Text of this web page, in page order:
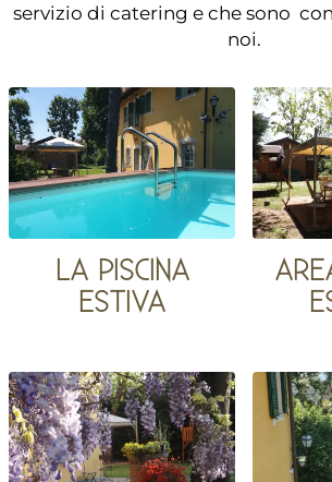
servizio di catering e che sono
noi.
LA PISCINA
ESTIVA